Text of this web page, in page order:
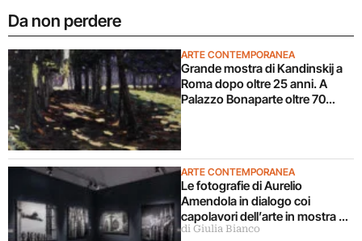
Da non perdere
ARTE CONTEMPORANEA
Grande mostra di Kandinskij a
Roma dopo oltre 25 anni. A
Palazzo Bonaparte oltre 70
ARTE CONTEMPORANEA
Le fotografie di Aurelio
Amendola in dialogo coi
capolavori dell’arte in mostra a
Milano
di Giulia Bianco